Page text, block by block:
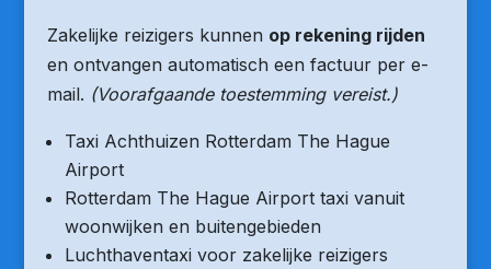
Zakelijke reizigers kunnen op rekening rijden
en ontvangen automatisch een factuur per e-
mail. (Voorafgaande toestemming vereist.)
Taxi Achthuizen Rotterdam The Hague
Airport
Rotterdam The Hague Airport taxi vanuit
woonwijken en buitengebieden
Luchthaventaxi voor zakelijke reizigers